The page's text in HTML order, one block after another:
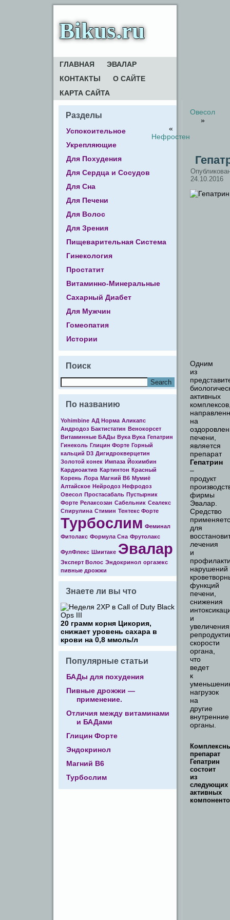
Bikus.ru
ГЛАВНАЯ
ЭВАЛАР
КОНТАКТЫ
О САЙТЕ
КАРТА САЙТА
Разделы
Успокоительное
Укрепляющие
Для Похудения
Для Сердца и Сосудов
Для Сна
Для Печени
Для Волос
Для Зрения
Пищеварительная Система
Гинекология
Простатит
Витаминно-Минеральные
Сахарный Диабет
Для Мужчин
Гомеопатия
Истории
Поиск
По названию
Yohimbine АД Норма Аликапс
Андродоз Бактистатин Венокорсет
Витаминные БАДы Вука Вука Гепатрин
Гинеколь Глицин Форте Горный
кальций D3 Дигидрокверцетин
Золотой конек Импаза Йохимбин
Кардиоактив Картинтон Красный
Корень Лора Магний В6 Мумиё
Алтайское Нейродоз Нефродоз
Овесол Простасабаль Пустырник
Форте Релаксозан Сабельник Сеалекс
Спирулина Стимин Тентекс Форте
Турбослим Феминал
Фитолакс Формула Cна Фрутолакс
ФулФлекс Шиитаке Эвалар
Эксперт Волос Эндокринол оргазекс
пивные дрожжи
Знаете ли вы что
20 грамм корня Цикория,
снижает уровень сахара в
крови на 0,8 ммоль/л
Популярные статьи
БАДы для похудения
Пивные дрожжи —
применение.
Отличия между витаминами
и БАДами
Глицин Форте
Эндокринол
Магний В6
Турбослим
Овесол
»
«
Нефростен
24.10.2016
Одним
из
активных
на
печени,
является
препарат
Гепатрин
–
продукт
фирмы
Эвалар.
Средство
для
лечения
и
нарушений
функций
печени,
снижения
и
увеличения
скорости
органа,
что
ведет
к
нагрузок
на
другие
внутренние
органы.
препарат
Гепатрин
состоит
из
следующих
активных